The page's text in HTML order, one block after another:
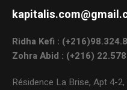
Ridha Kefi :
Zohra Abid : (+216)
Résidence La Brise, Apt 4-